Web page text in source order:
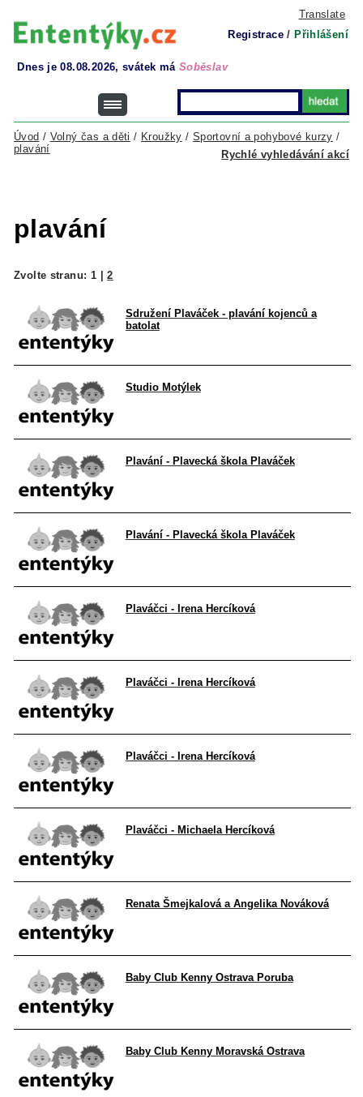
Translate
Registrace / Přihlášení
Dnes je 08.08.2026, svátek má Soběslav
Rychlé vyhledávání akcí
Úvod / Volný čas a děti / Kroužky / Sportovní a pohybové kurzy /
plavání
plavání
Zvolte stranu: 1 |2
Sdružení Plaváček - plavání kojenců a
batolat
Studio Motýlek
Plavání - Plavecká škola Plaváček
Plavání - Plavecká škola Plaváček
Plaváčci - Irena Hercíková
Plaváčci - Irena Hercíková
Plaváčci - Irena Hercíková
Plaváčci - Michaela Hercíková
Renata Šmejkalová a Angelika Nováková
Baby Club Kenny Ostrava Poruba
Baby Club Kenny Moravská Ostrava